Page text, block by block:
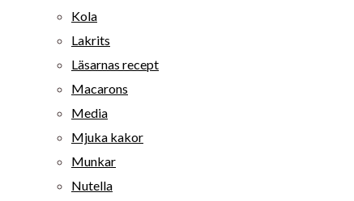
Kola
Lakrits
Läsarnas recept
Macarons
Media
Mjuka kakor
Munkar
Nutella